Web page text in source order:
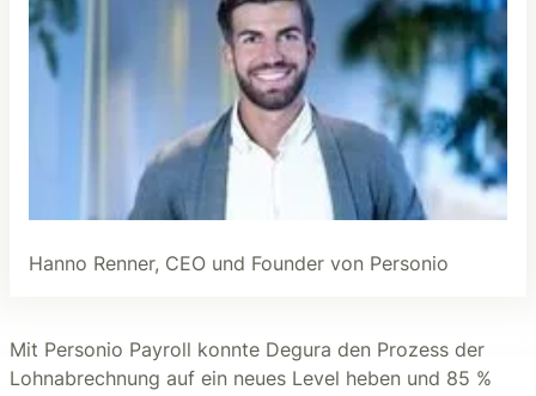
Hanno Renner, CEO und Founder von Personio
Mit Personio Payroll konnte Degura den Prozess der
Lohnabrechnung auf ein neues Level heben und 85 %